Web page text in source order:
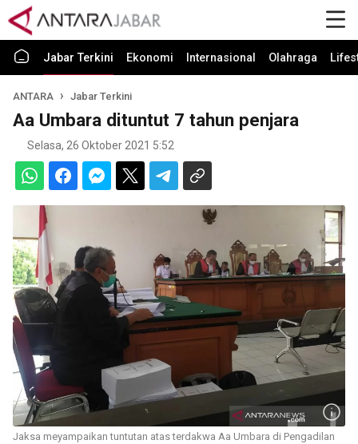
Jabar Terkini Ekonomi Internasional Olahraga
ANTARA Jabar Terkini
Aa Umbara dituntut 7 tahun penjara
Selasa, 26 Oktober 2021 5:52
Jaksa meyampaikan tuntutan atas terdakwa Aa Umbara di Pengadilan